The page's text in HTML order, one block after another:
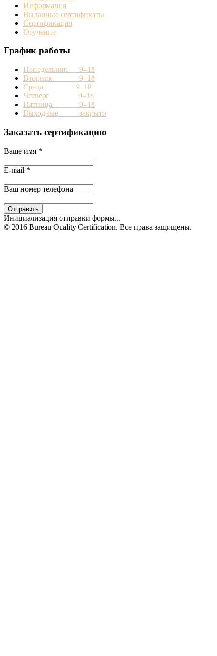
Информация
Выданные сертификаты
Сертификация
Обучение
График работы
Понедельник 9–18
Вторник 9–18
Среда 9–18
Четверг 9–18
Пятница 9–18
Выходные закрыто
Заказать сертификацию
Ваше имя *
E-mail *
Ваш номер телефона
Отправить
Инициализация отправки формы...
© 2016 Bureau Quality Certification. Все права защищены.